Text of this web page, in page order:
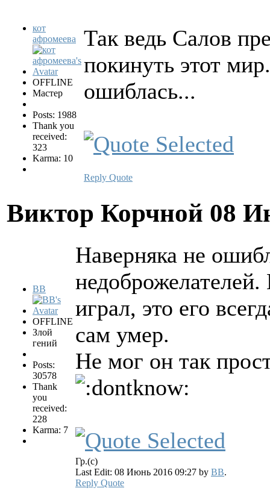
кот
афромеева
OFFLINE
Мастер
Posts: 1988
Thank you
received:
323
Karma: 10
Так ведь Салов
покинуть этот
ошиблась...
Reply Quote
Виктор Корчной 08
BB
OFFLINE
Злой
гений
Posts:
30578
Thank
you
received:
228
Karma: 7
Наверняка не
играл, это его
сам умер.
Не мог он так
Гр.(с)
Last Edit: 08 Июнь 2016 09:27 by BB.
Reply Quote